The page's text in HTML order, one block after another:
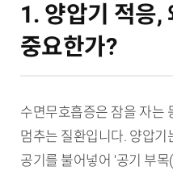
1. 양압기 적응,
중요한가?
수면무호흡증은 잠을 자는
멈추는 질환입니다. 양압기
공기를 불어넣어 '공기 부